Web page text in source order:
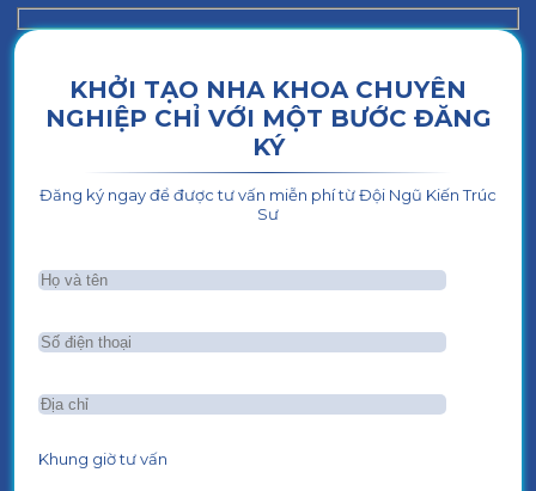
KHỞI TẠO NHA KHOA CHUYÊN
NGHIỆP CHỈ VỚI MỘT BƯỚC ĐĂNG
KÝ
Đăng ký ngay để được tư vấn miễn phí từ Đội Ngũ Kiến Trúc
Sư
Khung giờ tư vấn